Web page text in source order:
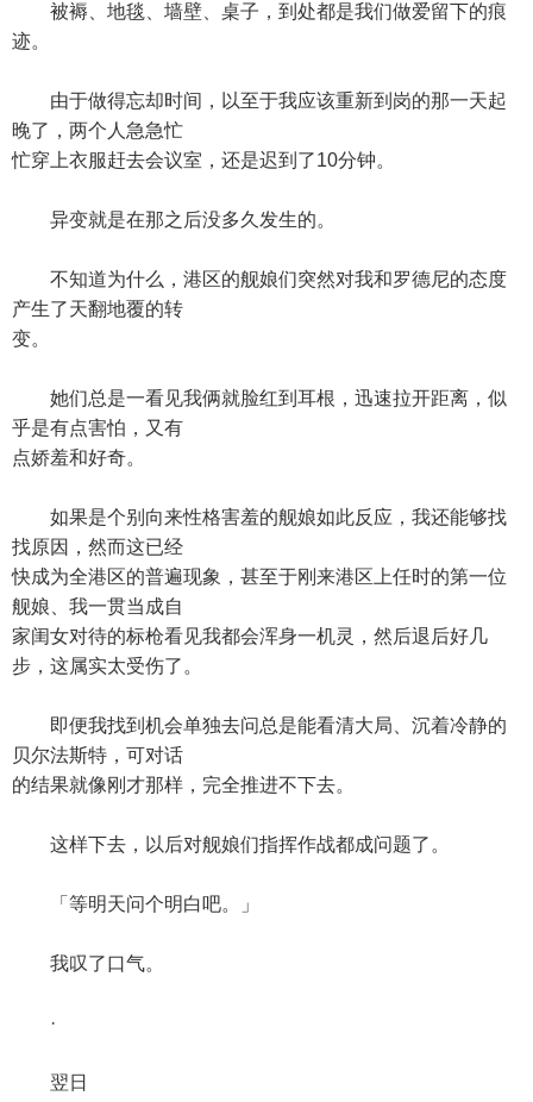
被褥、地毯、墙壁、桌子，到处都是我们做爱留下的痕
迹。
由于做得忘却时间，以至于我应该重新到岗的那一天起
晚了，两个人急急忙
忙穿上衣服赶去会议室，还是迟到了10分钟。
异变就是在那之后没多久发生的。
不知道为什么，港区的舰娘们突然对我和罗德尼的态度
产生了天翻地覆的转
变。
她们总是一看见我俩就脸红到耳根，迅速拉开距离，似
乎是有点害怕，又有
点娇羞和好奇。
如果是个别向来性格害羞的舰娘如此反应，我还能够找
找原因，然而这已经
快成为全港区的普遍现象，甚至于刚来港区上任时的第一位
舰娘、我一贯当成自
家闺女对待的标枪看见我都会浑身一机灵，然后退后好几
步，这属实太受伤了。
即便我找到机会单独去问总是能看清大局、沉着冷静的
贝尔法斯特，可对话
的结果就像刚才那样，完全推进不下去。
这样下去，以后对舰娘们指挥作战都成问题了。
「等明天问个明白吧。」
我叹了口气。
·
翌日